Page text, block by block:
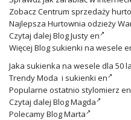
Zobacz Centrum sprzedaży
Najlepsza Hurtownia odzieży
Czytaj dalej Blog Justy en
Więcej Blog sukienki na wesele
Jaka sukienka na wesele dla 50
TrendyModa i sukienki en
Popularne ostatnio stylomierz en
Czytaj dalej Blog Magda
PolecamyBlog Marta